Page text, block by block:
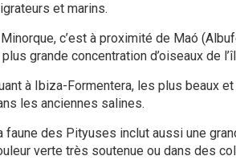
et marins.
c’est à proximité de Maó
plus grande concentration d’oiseaux de
à Ibiza-Formentera, les plus beaux
les anciennes salines.
faune des Pityuses inclut aussi une
verte très soutenue ou dans des